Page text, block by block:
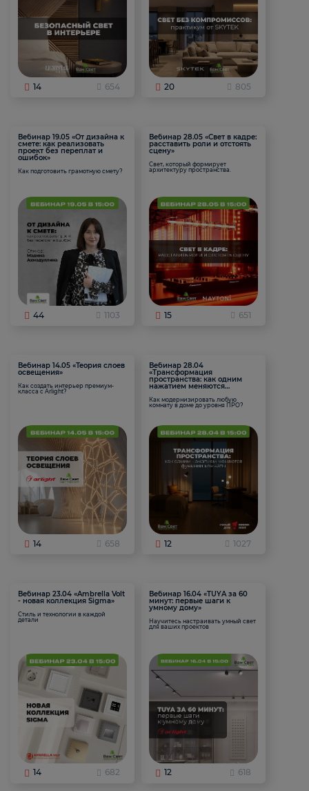
14 654 20 805
Вебинар 19.05 «От дизайна к
смете: как реализовать
проект без переплат и
ошибок»
Как подготовить грамотную смету?
44 1103
Вебинар 28.05 «Свет в кадре:
расставить роли и отстоять
сцену»
Свет, который формирует
архитектуру пространства.
15 651
Вебинар 14.05 «Теория слоев
освещения»
Как создать интерьер премиум-
класса с Arlight?
14 658
Вебинар 28.04
«Трансформация
пространства: как одним
нажатием меняются
Как модернизировать любую
комнату в доме до уровня ПРО?
12 1027
Вебинар 23.04 «Ambrella Volt
- новая коллекция Sigma»
Стиль и технологии в каждой
детали
14 682
Вебинар 16.04 «TUYA за 60
минут: первые шаги к
умному дому»
Научитесь настраивать умный свет
для ваших проектов
12 618